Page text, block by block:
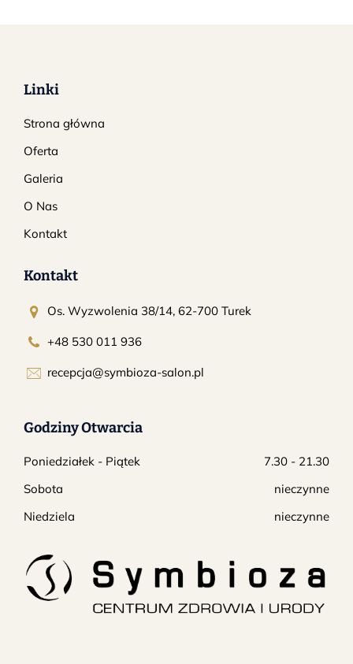
Linki
Strona główna
Oferta
Galeria
O Nas
Kontakt
Kontakt
Os. Wyzwolenia 38/14, 62-700 Turek
+48 530 011 936
recepcja@symbioza-salon.pl
Godziny Otwarcia
Poniedziałek - Piątek
7.30 - 21.30
Sobota
nieczynne
Niedziela
nieczynne